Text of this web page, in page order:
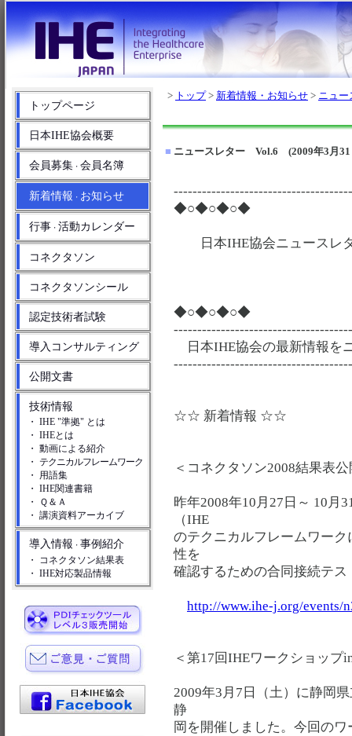
> トップ> 新着情報・お知らせ > ニュー
■ ニュースレター Vol.6 (2009年3月31
◆○◆○◆○◆
日本IHE協会ニュースレ
◆○◆○◆○◆
日本IHE協会の最新情報を
☆☆ 新着情報 ☆☆
＜コネクタソン2008結果表
昨年2008年10月27日～ 10月
（IHE
のテクニカルフレームワー
性を
確認するための合同接続テ
http://www.ihe-j.org/events/
＜第17回IHEワークショップ
2009年3月7日（土）に静岡
静
岡を開催しました。今回の
トップページ
日本IHE協会概要
会員募集 ・ 会員名簿
新着情報 ・ お知らせ
行事 ・ 活動カレンダー
コネクタソン
コネクタソンシール
認定技術者試験
導入コンサルティング
公開文書
技術情報
・ IHE "準拠" とは
・ IHEとは
・ 動画による紹介
・ テクニカルフレームワーク
・ 用語集
・ IHE関連書籍
・ Ｑ＆Ａ
・ 講演資料アーカイブ
導入情報 ・ 事例紹介
・ コネクタソン結果表
・ IHE対応製品情報